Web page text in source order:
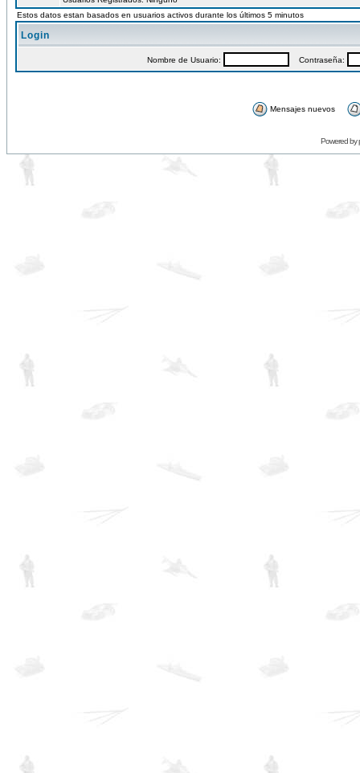
Estos datos estan basados en usuarios activos durante los últimos 5 minutos
Login
Nombre de Usuario: Contraseña:
Mensajes nuevos
Powered by